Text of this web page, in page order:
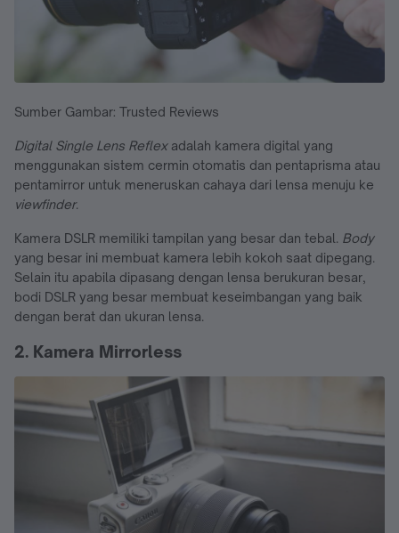
Sumber Gambar: Trusted Reviews
Digital Single Lens Reflexadalah kamera digital yang
menggunakan sistem cermin otomatis dan pentaprisma atau
pentamirror untuk meneruskan cahaya dari lensa menuju ke
viewfinder.
Kamera DSLR memiliki tampilan yang besar dan tebal. Body
yang besar ini membuat kamera lebih kokoh saat dipegang.
Selain itu apabila dipasang dengan lensa berukuran besar,
bodi DSLR yang besar membuat keseimbangan yang baik
dengan berat dan ukuran lensa.
2. Kamera Mirrorless